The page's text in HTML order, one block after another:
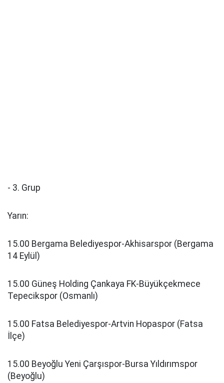
- 3. Grup
Yarın:
15.00 Bergama Belediyespor-Akhisarspor (Bergama
14 Eylül)
15.00 Güneş Holding Çankaya FK-Büyükçekmece
Tepecikspor (Osmanlı)
15.00 Fatsa Belediyespor-Artvin Hopaspor (Fatsa
İlçe)
15.00 Beyoğlu Yeni Çarşıspor-Bursa Yıldırımspor
(Beyoğlu)